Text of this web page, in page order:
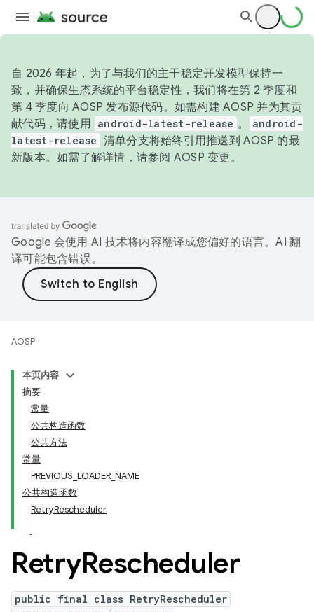
自 2026 年起，为了与我们的主干稳定开发模型保持一
致，并确保生态系统的平台稳定性，我们将在第 2 季度和
第 4 季度向 AOSP 发布源代码。如需构建 AOSP 并为其贡
献代码，请使用 android-latest-release 。
android-
latest-release 清单分支将始终引用推送到 AOSP 的最
新版本。如需了解详情，请参阅 AOSP 变更。
Google 会使用 AI 技术将内容翻译成您偏好的语言。AI 翻
译可能包含错误。
AOSP
本页内容
摘要
常量
公共构造函数
公共方法
常量
PREVIOUS_LOADER_NAME
公共构造函数
RetryRescheduler
RetryRescheduler
public final class RetryRescheduler